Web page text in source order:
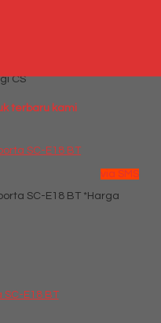
CS
terbaru kami
via SMS
*Harga
E18 BT